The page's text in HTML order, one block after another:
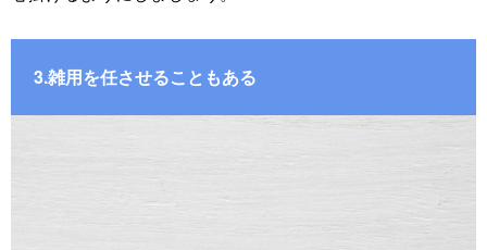
3.雑用を任させることもある